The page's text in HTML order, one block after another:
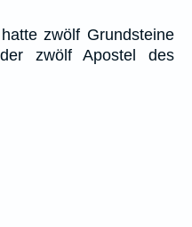
zwölf Grundsteine
zwölf Apostel des